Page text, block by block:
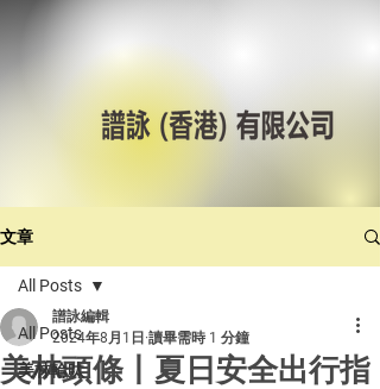
文章
All Posts
美林輪呔
All Posts
美林頭條丨夏日安全出行指
譜詠編輯
2024年8月1日 讀畢需時 1 分鐘